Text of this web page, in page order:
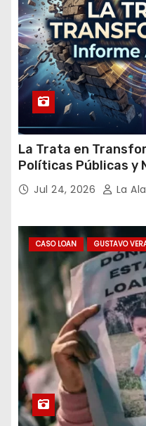
La Trata en
Políticas Públicas y
Argentina y el
Jul 24, 2026 La
CASO LOAN GUSTAVO